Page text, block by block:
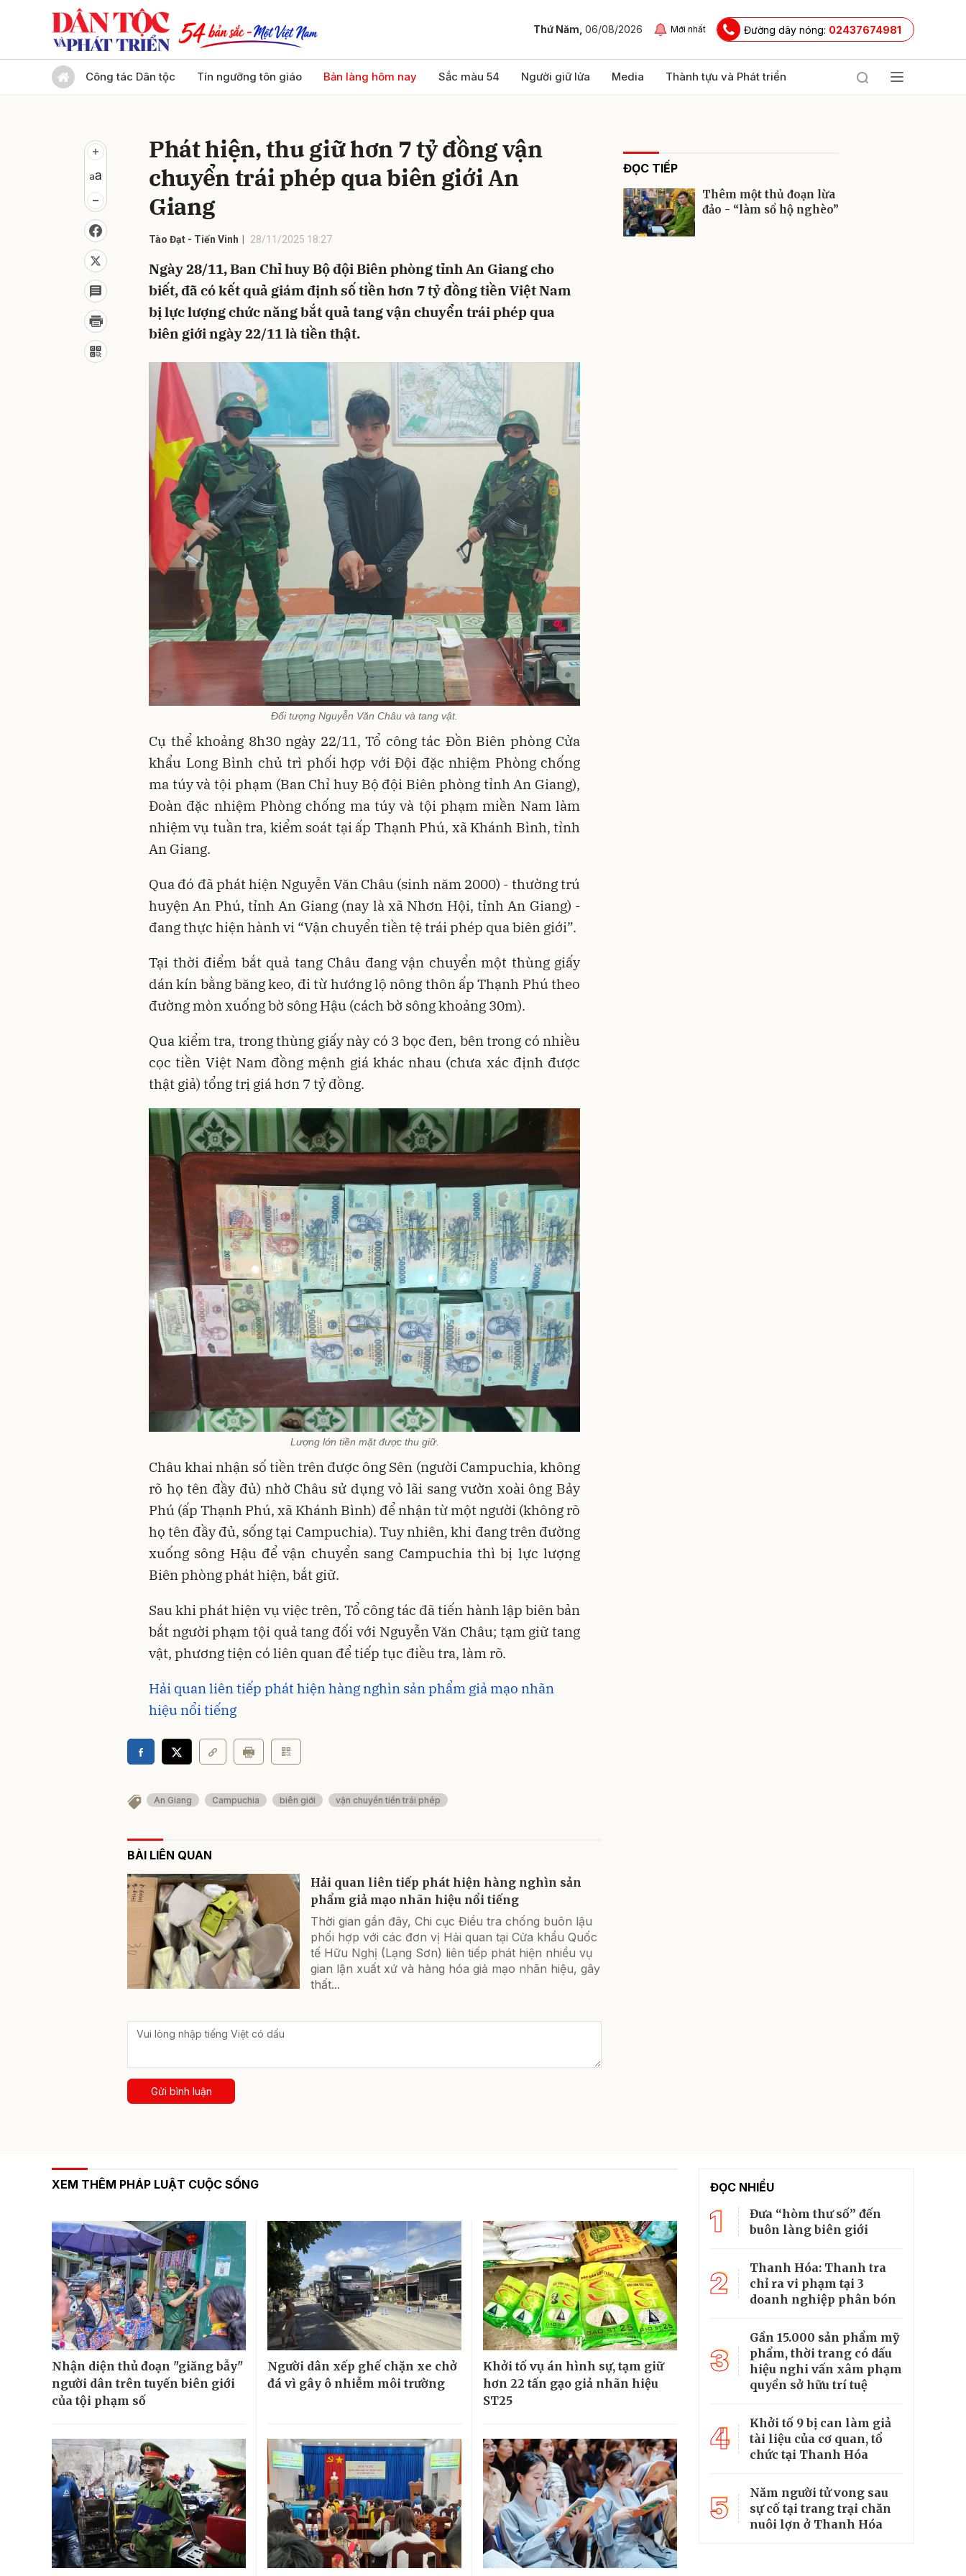
Thứ Năm, 06/08/2026 Mới nhất Đường dây nóng: 02437674981
Công tác Dân tộc Tín ngưỡng tôn giáo Bản làng hôm nay Sắc màu 54 Người giữ lửa Media Thành tựu và Phát triển
Phát hiện, thu giữ hơn 7 tỷ đồng vận
chuyển trái phép qua biên giới An
Giang
Tào Đạt - Tiến Vinh 28/11/2025 18:27
Ngày 28/11, Ban Chỉ huy Bộ đội Biên phòng tỉnh An Giang cho
biết, đã có kết quả giám định số tiền hơn 7 tỷ đồng tiền Việt Nam
bị lực lượng chức năng bắt quả tang vận chuyển trái phép qua
biên giới ngày 22/11 là tiền thật.
Đối tượng Nguyễn Văn Châu và tang vật.
Cụ thể khoảng 8h30 ngày 22/11, Tổ công tác Đồn Biên phòng Cửa
khẩu Long Bình chủ trì phối hợp với Đội đặc nhiệm Phòng chống
ma túy và tội phạm (Ban Chỉ huy Bộ đội Biên phòng tỉnh An Giang),
Đoàn đặc nhiệm Phòng chống ma túy và tội phạm miền Nam làm
nhiệm vụ tuần tra, kiểm soát tại ấp Thạnh Phú, xã Khánh Bình, tỉnh
An Giang.
Qua đó đã phát hiện Nguyễn Văn Châu (sinh năm 2000) - thường trú
huyện An Phú, tỉnh An Giang (nay là xã Nhơn Hội, tỉnh An Giang) -
đang thực hiện hành vi “Vận chuyển tiền tệ trái phép qua biên giới”.
Tại thời điểm bắt quả tang Châu đang vận chuyển một thùng giấy
dán kín bằng băng keo, đi từ hướng lộ nông thôn ấp Thạnh Phú theo
đường mòn xuống bờ sông Hậu (cách bờ sông khoảng 30m).
Qua kiểm tra, trong thùng giấy này có 3 bọc đen, bên trong có nhiều
cọc tiền Việt Nam đồng mệnh giá khác nhau (chưa xác định được
thật giả) tổng trị giá hơn 7 tỷ đồng.
Lượng lớn tiền mặt được thu giữ.
Châu khai nhận số tiền trên được ông Sên (người Campuchia, không
rõ họ tên đầy đủ) nhờ Châu sử dụng vỏ lãi sang vườn xoài ông Bảy
Phú (ấp Thạnh Phú, xã Khánh Bình) để nhận từ một người (không rõ
họ tên đầy đủ, sống tại Campuchia). Tuy nhiên, khi đang trên đường
xuống sông Hậu để vận chuyển sang Campuchia thì bị lực lượng
Biên phòng phát hiện, bắt giữ.
Sau khi phát hiện vụ việc trên, Tổ công tác đã tiến hành lập biên bản
bắt người phạm tội quả tang đối với Nguyễn Văn Châu; tạm giữ tang
vật, phương tiện có liên quan để tiếp tục điều tra, làm rõ.
Hải quan liên tiếp phát hiện hàng nghìn sản phẩm giả mạo nhãn
hiệu nổi tiếng
An Giang Campuchia biên giới vận chuyển tiền trái phép
BÀI LIÊN QUAN
Hải quan liên tiếp phát hiện hàng nghìn sản
phẩm giả mạo nhãn hiệu nổi tiếng
Thời gian gần đây, Chi cục Điều tra chống buôn lậu
phối hợp với các đơn vị Hải quan tại Cửa khẩu Quốc
tế Hữu Nghị (Lạng Sơn) liên tiếp phát hiện nhiều vụ
gian lận xuất xứ và hàng hóa giả mạo nhãn hiệu, gây
thất...
Gửi bình luận
ĐỌC TIẾP
Thêm một thủ đoạn lừa
đảo - “làm sổ hộ nghèo”
XEM THÊM PHÁP LUẬT CUỘC SỐNG
Nhận diện thủ đoạn "giăng bẫy"
người dân trên tuyến biên giới
của tội phạm số
Người dân xếp ghế chặn xe chở
đá vì gây ô nhiễm môi trường
Khởi tố vụ án hình sự, tạm giữ
hơn 22 tấn gạo giả nhãn hiệu
ST25
ĐỌC NHIỀU
1
Đưa “hòm thư số” đến
buôn làng biên giới
2
Thanh Hóa: Thanh tra
chỉ ra vi phạm tại 3
doanh nghiệp phân bón
3
Gần 15.000 sản phẩm mỹ
phẩm, thời trang có dấu
hiệu nghi vấn xâm phạm
quyền sở hữu trí tuệ
4
Khởi tố 9 bị can làm giả
tài liệu của cơ quan, tổ
chức tại Thanh Hóa
5
Năm người tử vong sau
sự cố tại trang trại chăn
nuôi lợn ở Thanh Hóa
Gửi bình luận
Gửi